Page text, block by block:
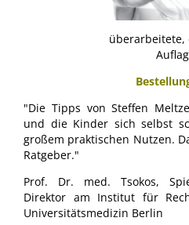
überarbeitete,
"Die Tipps von Steffen
und die Kinder sich selbst
großem praktischen Nutzen.
Ratgeber."
Prof. Dr. med. Tsokos,
Direktor am Institut für
Universitätsmedizin Berlin